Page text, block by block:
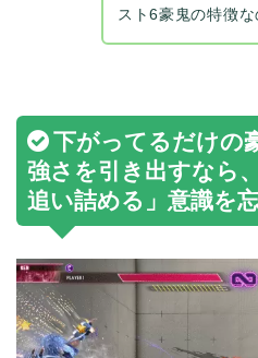
スト6豪鬼の特徴な
下がってるだけの
強さを引き出すなら
追い詰める」意識を